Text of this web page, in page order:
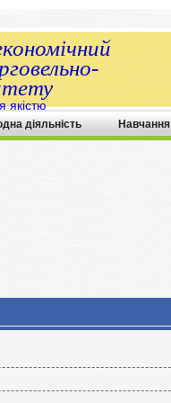
якістю
діяльність Навчання